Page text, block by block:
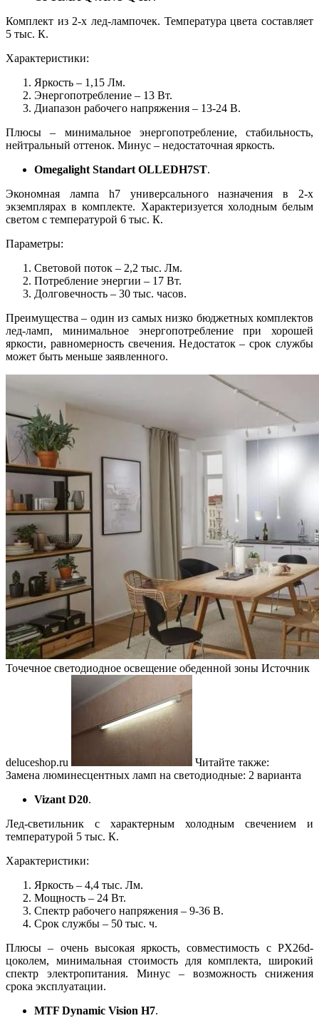
Комплект из 2-х лед-лампочек. Температура цвета составляет
5 тыс. К.
Характеристики:
Яркость – 1,15 Лм.
Энергопотребление – 13 Вт.
Диапазон рабочего напряжения – 13-24 В.
Плюсы – минимальное энергопотребление, стабильность,
нейтральный оттенок. Минус – недостаточная яркость.
Omegalight Standart OLLEDH7ST.
Экономная лампа h7 универсального назначения в 2-х
экземплярах в комплекте. Характеризуется холодным белым
светом с температурой 6 тыс. К.
Параметры:
Световой поток – 2,2 тыс. Лм.
Потребление энергии – 17 Вт.
Долговечность – 30 тыс. часов.
Преимущества – один из самых низко бюджетных комплектов
лед-ламп, минимальное энергопотребление при хорошей
яркости, равномерность свечения. Недостаток – срок службы
может быть меньше заявленного.
Точечное светодиодное освещение обеденной зоны Источник
deluceshop.ru
Читайте также:
Замена люминесцентных ламп на светодиодные: 2 варианта
Vizant D20.
Лед-светильник с характерным холодным свечением и
температурой 5 тыс. К.
Характеристики:
Яркость – 4,4 тыс. Лм.
Мощность – 24 Вт.
Спектр рабочего напряжения – 9-36 В.
Срок службы – 50 тыс. ч.
Плюсы – очень высокая яркость, совместимость с PX26d-
цоколем, минимальная стоимость для комплекта, широкий
спектр электропитания. Минус – возможность снижения
срока эксплуатации.
MTF Dynamic Vision H7.